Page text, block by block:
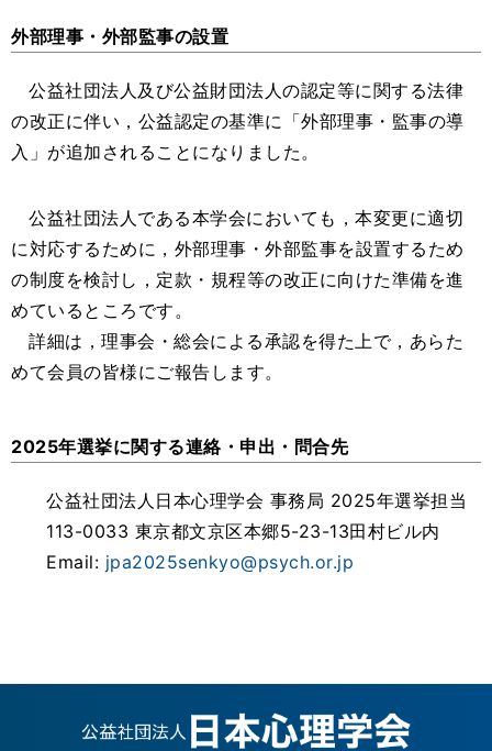
外部理事・外部監事の設置
公益社団法人及び公益財団法人の認定等に関する法律
の改正に伴い，公益認定の基準に「外部理事・監事の導
入」が追加されることになりました。
公益社団法人である本学会においても，本変更に適切
に対応するために，外部理事・外部監事を設置するため
の制度を検討し，定款・規程等の改正に向けた準備を進
めているところです。
詳細は，理事会・総会による承認を得た上で，あらた
めて会員の皆様にご報告します。
2025年選挙に関する連絡・申出・問合先
公益社団法人日本心理学会 事務局 2025年選挙担当
113-0033 東京都文京区本郷5-23-13田村ビル内
Email: jpa2025senkyo@psych.or.jp